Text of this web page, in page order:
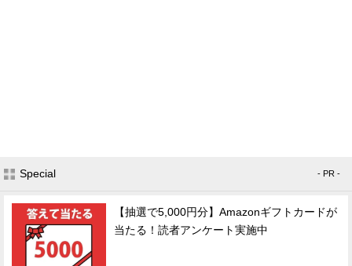
Special - PR -
【抽選で5,000円分】Amazonギフトカードが
当たる！読者アンケート実施中